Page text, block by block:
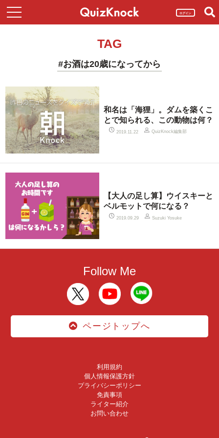
ログイン
TAG
#お酒は20歳になってから
和名は「海狸」。ダムを築くこ
とで知られる、この動物は何？
2019.11.22 QuizKnock編集部
【大人の足し算】ウイスキーと
ベルモットで何になる？
2019.09.29 Suzuki Yosuke
Follow Me
ページトップへ
利用規約
個人情報保護方針
プライバシーポリシー
免責事項
ライター紹介
お問い合わせ